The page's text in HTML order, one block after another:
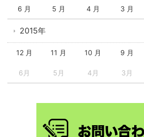
6 月 5 月 4 月 3 月
2015年
12 月 11 月 10 月 9 月
6月 5月 4月 3月